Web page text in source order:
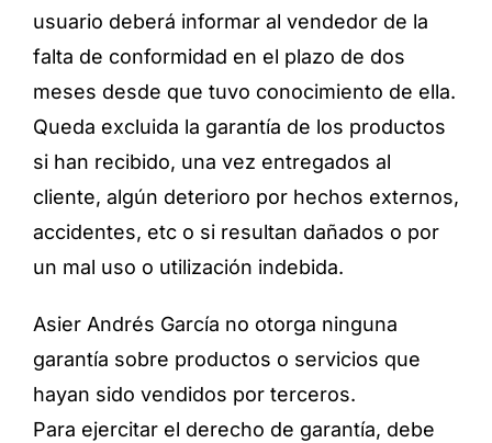
usuario deberá informar al vendedor de la
falta de conformidad en el plazo de dos
meses desde que tuvo conocimiento de ella.
Queda excluida la garantía de los productos
si han recibido, una vez entregados al
cliente, algún deterioro por hechos externos,
accidentes, etc o si resultan dañados o por
un mal uso o utilización indebida.
Asier Andrés García no otorga ninguna
garantía sobre productos o servicios que
hayan sido vendidos por terceros.
Para ejercitar el derecho de garantía, debe